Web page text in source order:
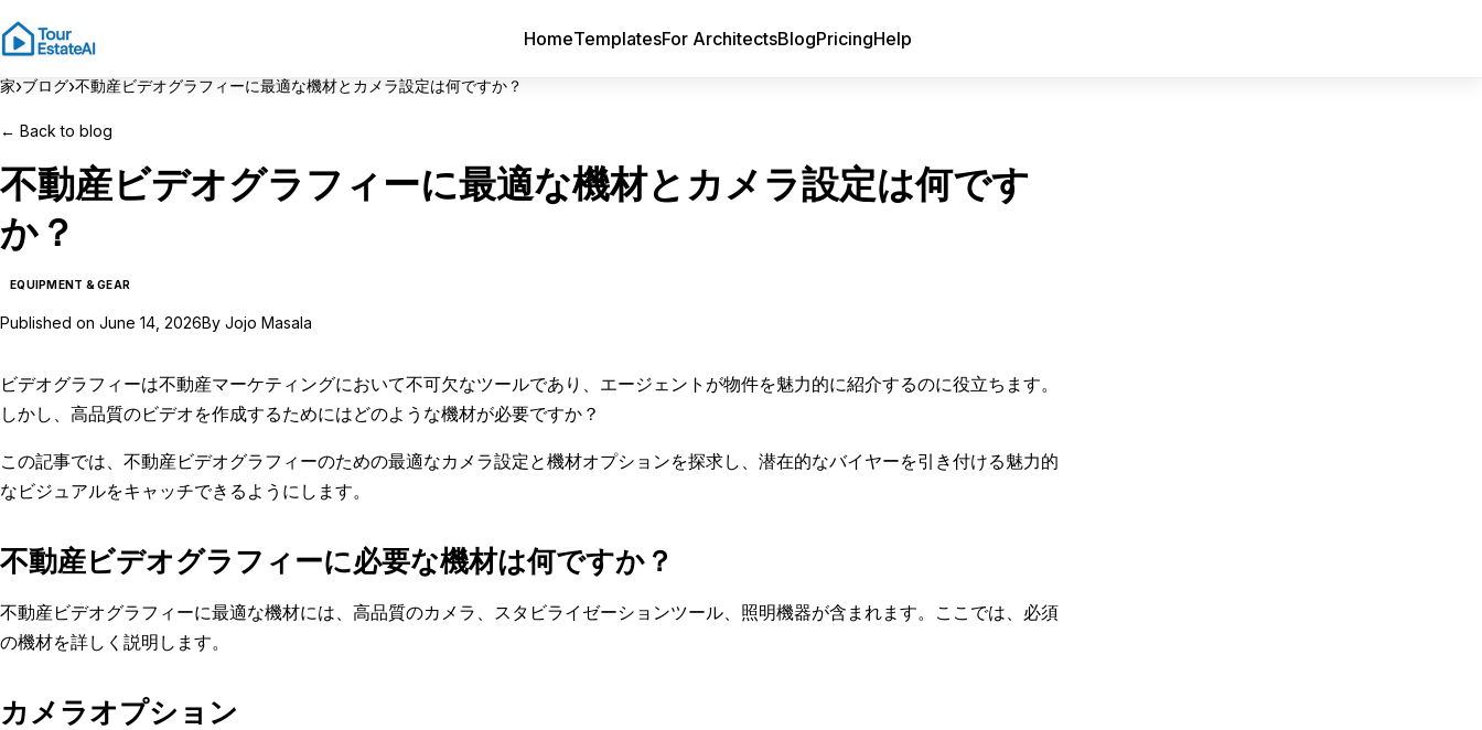
HomeTemplatesFor ArchitectsBlogPricingHelp
家›ブログ›不動産ビデオグラフィーに最適な機材とカメラ設定は何ですか？
← Back to blog
不動産ビデオグラフィーに最適な機材とカメラ設定は何です
か？
EQUIPMENT & GEAR
Published on June 14, 2026By Jojo Masala
ビデオグラフィーは不動産マーケティングにおいて不可欠なツールであり、エージェントが物件を魅力的に紹介するのに役立ちます。
しかし、高品質のビデオを作成するためにはどのような機材が必要ですか？
この記事では、不動産ビデオグラフィーのための最適なカメラ設定と機材オプションを探求し、潜在的なバイヤーを引き付ける魅力的
なビジュアルをキャッチできるようにします。
不動産ビデオグラフィーに必要な機材は何ですか？
不動産ビデオグラフィーに最適な機材には、高品質のカメラ、スタビライゼーションツール、照明機器が含まれます。ここでは、必須
の機材を詳しく説明します。
カメラオプション